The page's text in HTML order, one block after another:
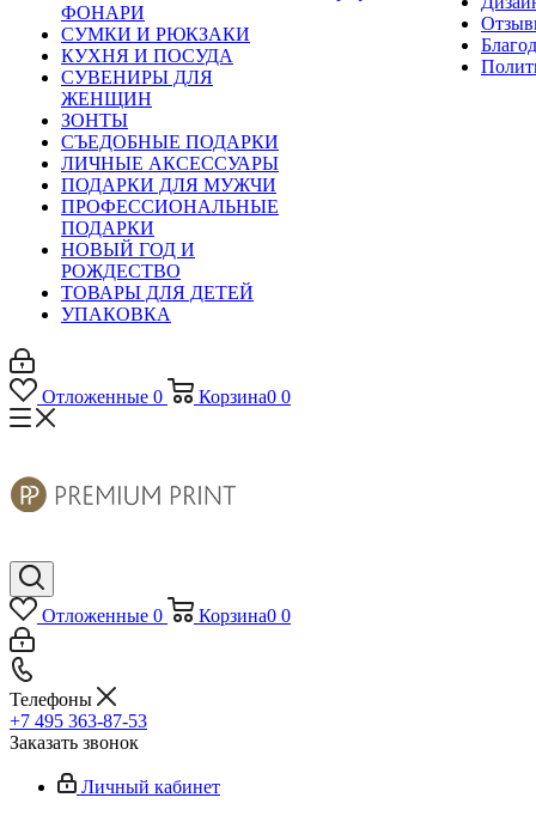
ФОНАРИ
СУМКИ И РЮКЗАКИ
КУХНЯ И ПОСУДА
СУВЕНИРЫ ДЛЯ
ЖЕНЩИН
ЗОНТЫ
СЪЕДОБНЫЕ ПОДАРКИ
ЛИЧНЫЕ АКСЕССУАРЫ
ПОДАРКИ ДЛЯ МУЖЧИ
ПРОФЕССИОНАЛЬНЫЕ
ПОДАРКИ
НОВЫЙ ГОД И
РОЖДЕСТВО
ТОВАРЫ ДЛЯ ДЕТЕЙ
УПАКОВКА
Отложенные 0 Корзина0 0
Отложенные 0 Корзина0 0
Телефоны
+7 495 363-87-53
Заказать звонок
Личный кабинет